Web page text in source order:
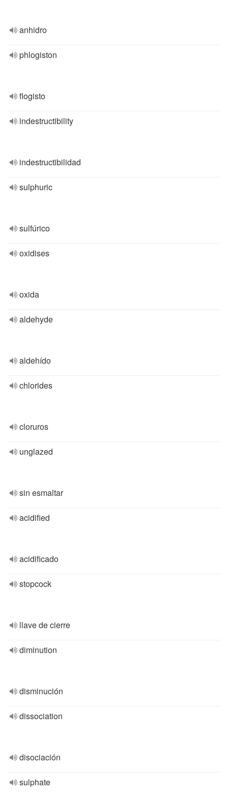
anhidro
phlogiston
flogisto
indestructibility
indestructibilidad
sulphuric
sulfúrico
oxidises
oxida
aldehyde
aldehído
chlorides
cloruros
unglazed
sin esmaltar
acidified
acidificado
stopcock
llave de cierre
diminution
disminución
dissociation
disociación
sulphate